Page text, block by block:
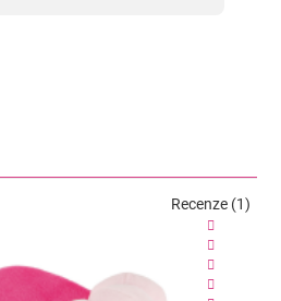
Recenze (1)